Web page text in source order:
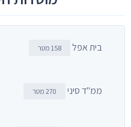
בית אפל 158 מטר
ממ"ד סיני 270 מטר